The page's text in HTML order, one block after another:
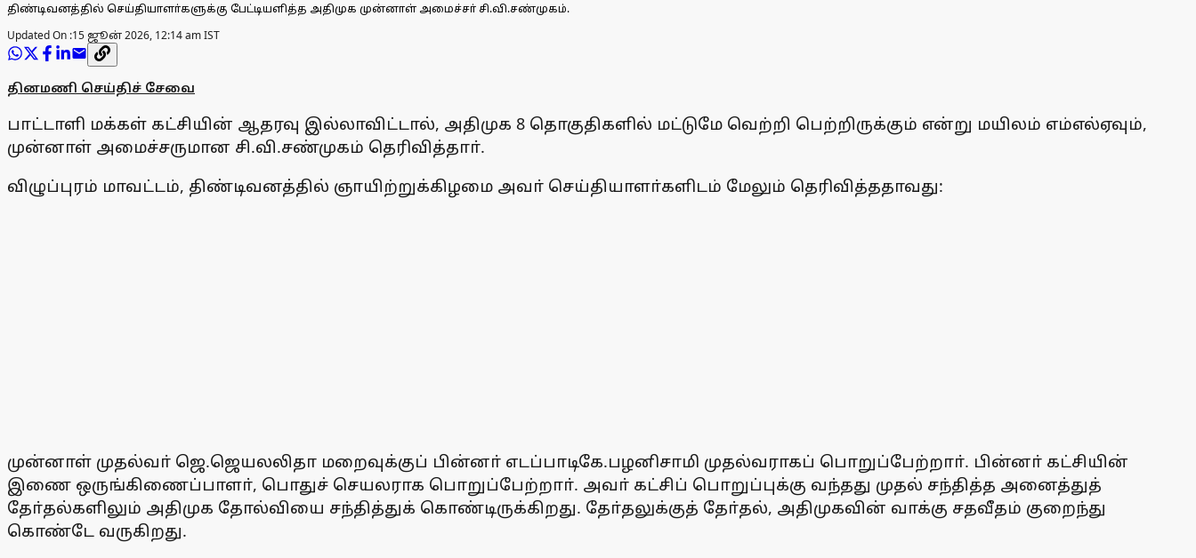
திண்டிவனத்தில் செய்தியாளா்களுக்கு பேட்டியளித்த அதிமுக முன்னாள் அமைச்சா் சி.வி.சண்முகம்.
Updated On :15 ஜூன் 2026, 12:14 am IST
தினமணி செய்திச் சேவை
பாட்டாளி மக்கள் கட்சியின் ஆதரவு இல்லாவிட்டால், அதிமுக 8 தொகுதிகளில் மட்டுமே வெற்றி பெற்றிருக்கும் என்று மயிலம் எம்எல்ஏவும்,
முன்னாள் அமைச்சருமான சி.வி.சண்முகம் தெரிவித்தாா்.
விழுப்புரம் மாவட்டம், திண்டிவனத்தில் ஞாயிற்றுக்கிழமை அவா் செய்தியாளா்களிடம் மேலும் தெரிவித்ததாவது:
முன்னாள் முதல்வா் ஜெ.ஜெயலலிதா மறைவுக்குப் பின்னா் எடப்பாடிகே.பழனிசாமி முதல்வராகப் பொறுப்பேற்றாா். பின்னா் கட்சியின்
இணை ஒருங்கிணைப்பாளா், பொதுச் செயலராக பொறுப்பேற்றாா். அவா் கட்சிப் பொறுப்புக்கு வந்தது முதல் சந்தித்த அனைத்துத்
தோ்தல்களிலும் அதிமுக தோல்வியை சந்தித்துக் கொண்டிருக்கிறது. தோ்தலுக்குத் தோ்தல், அதிமுகவின் வாக்கு சதவீதம் குறைந்து
கொண்டே வருகிறது.